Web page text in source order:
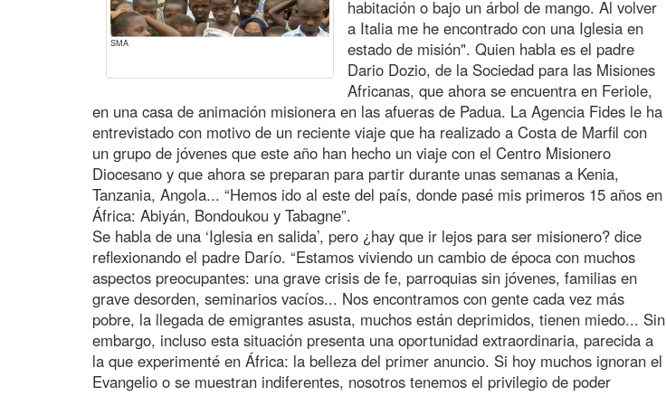
SMA
habitación o bajo un árbol de mango. Al volver
a Italia me he encontrado con una Iglesia en
estado de misión". Quien habla es el padre
Dario Dozio, de la Sociedad para las Misiones
Africanas, que ahora se encuentra en Feriole,
en una casa de animación misionera en las afueras de Padua. La Agencia Fides le ha
entrevistado con motivo de un reciente viaje que ha realizado a Costa de Marfil con
un grupo de jóvenes que este año han hecho un viaje con el Centro Misionero
Diocesano y que ahora se preparan para partir durante unas semanas a Kenia,
Tanzania, Angola... “Hemos ido al este del país, donde pasé mis primeros 15 años en
África: Abiyán, Bondoukou y Tabagne”.
Se habla de una ‘Iglesia en salida’, pero ¿hay que ir lejos para ser misionero? dice
reflexionando el padre Darío. “Estamos viviendo un cambio de época con muchos
aspectos preocupantes: una grave crisis de fe, parroquias sin jóvenes, familias en
grave desorden, seminarios vacíos... Nos encontramos con gente cada vez más
pobre, la llegada de emigrantes asusta, muchos están deprimidos, tienen miedo... Sin
embargo, incluso esta situación presenta una oportunidad extraordinaria, parecida a
la que experimenté en África: la belleza del primer anuncio. Si hoy muchos ignoran el
Evangelio o se muestran indiferentes, nosotros tenemos el privilegio de poder